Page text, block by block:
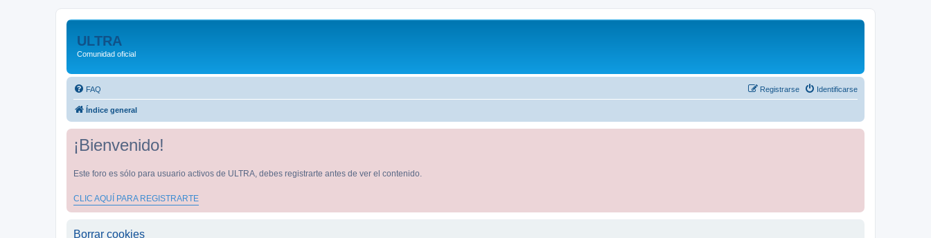
ULTRA
Comunidad oficial
FAQ Identificarse
Registrarse
Índice general
¡Bienvenido!
Este foro es sólo para usuario activos de ULTRA, debes registrarte antes de ver el contenido.
CLIC AQUÍ PARA REGISTRARTE
Borrar cookies